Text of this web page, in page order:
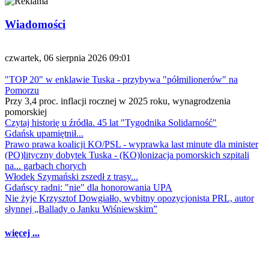
Wiadomości
czwartek, 06 sierpnia 2026 09:01
"TOP 20" w enklawie Tuska - przybywa "półmilionerów" na
Pomorzu
Przy 3,4 proc. inflacji rocznej w 2025 roku, wynagrodzenia
pomorskiej
Czytaj historię u źródła. 45 lat "Tygodnika Solidarność"
Gdańsk upamiętnił...
Prawo prawa koalicji KO/PSL - wyprawka last minute dla minister
(PO)lityczny dobytek Tuska - (KO)lonizacja pomorskich szpitali
na... garbach chorych
Włodek Szymański zszedł z trasy...
Gdańscy radni: "nie" dla honorowania UPA
Nie żyje Krzysztof Dowgiałło, wybitny opozycjonista PRL, autor
słynnej „Ballady o Janku Wiśniewskim”
więcej ...